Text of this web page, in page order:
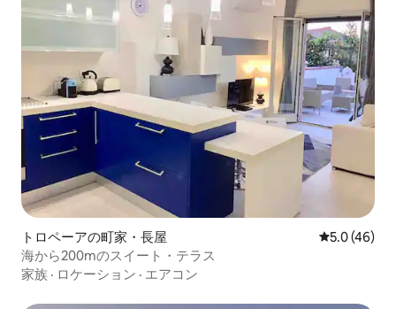
トロペーアの町家・長屋 レビュー46
5.0 (46)
海から200mのスイート・テラス
家族 · ロケーション · エアコン